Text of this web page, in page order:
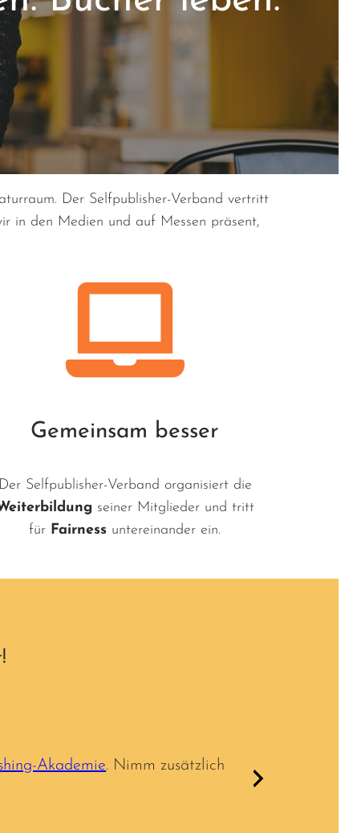
Der Selfpublisher-Verband vertritt
in den Medien und auf Messen präsent,
Gemeinsam besser
Der Selfpublisher-Verband organisiert die
seiner Mitglieder und tritt
für Fairness untereinander ein.
Akademie. Nimm zusätzlich